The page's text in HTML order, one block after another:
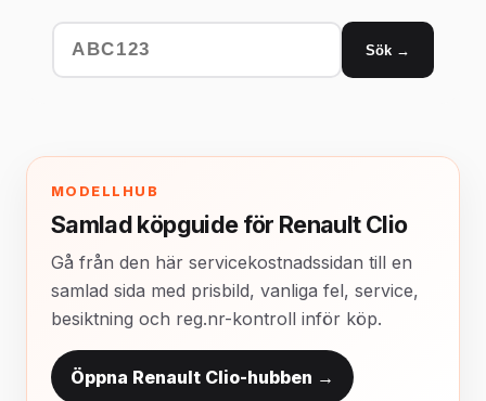
Sök →
MODELLHUB
Samlad köpguide för Renault Clio
Gå från den här servicekostnadssidan till en
samlad sida med prisbild, vanliga fel, service,
besiktning och reg.nr-kontroll inför köp.
Öppna Renault Clio-hubben →